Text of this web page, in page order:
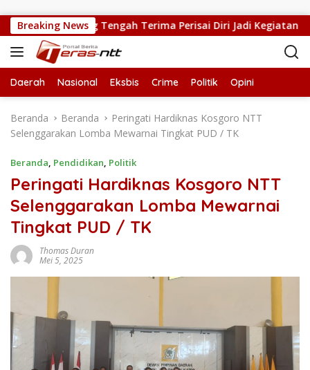
Breaking News
5 Kupang Tengah Terima Perisai Diri Jadi Kegiatan
Daerah Nasional Eksbis Crime Politik Opini
Beranda Beranda
Peringati Hardiknas Kosgoro NTT
Selenggarakan Lomba Mewarnai Tingkat PUD / TK
Beranda, Pendidikan, Politik
Peringati Hardiknas Kosgoro NTT
Selenggarakan Lomba Mewarnai
Tingkat PUD / TK
Thomas Duran
Mei 5, 2025